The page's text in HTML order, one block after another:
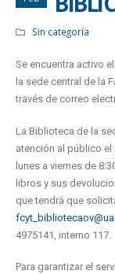
Sin categoría
Se encuentra activo
la sede central de la
través de correo
La Biblioteca de la
atención al público
lunes a viernes de
libros y sus
que tendrá que
4975141, interno 117.
Para garantizar el